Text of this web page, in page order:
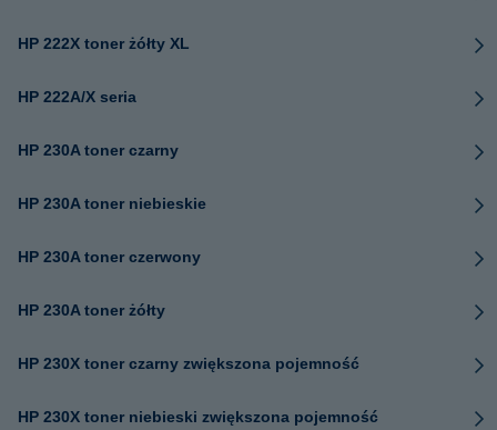
HP 222X toner żółty XL
HP 222A/X seria
HP 230A toner czarny
HP 230A toner niebieskie
HP 230A toner czerwony
HP 230A toner żółty
HP 230X toner czarny zwiększona pojemność
HP 230X toner niebieski zwiększona pojemność